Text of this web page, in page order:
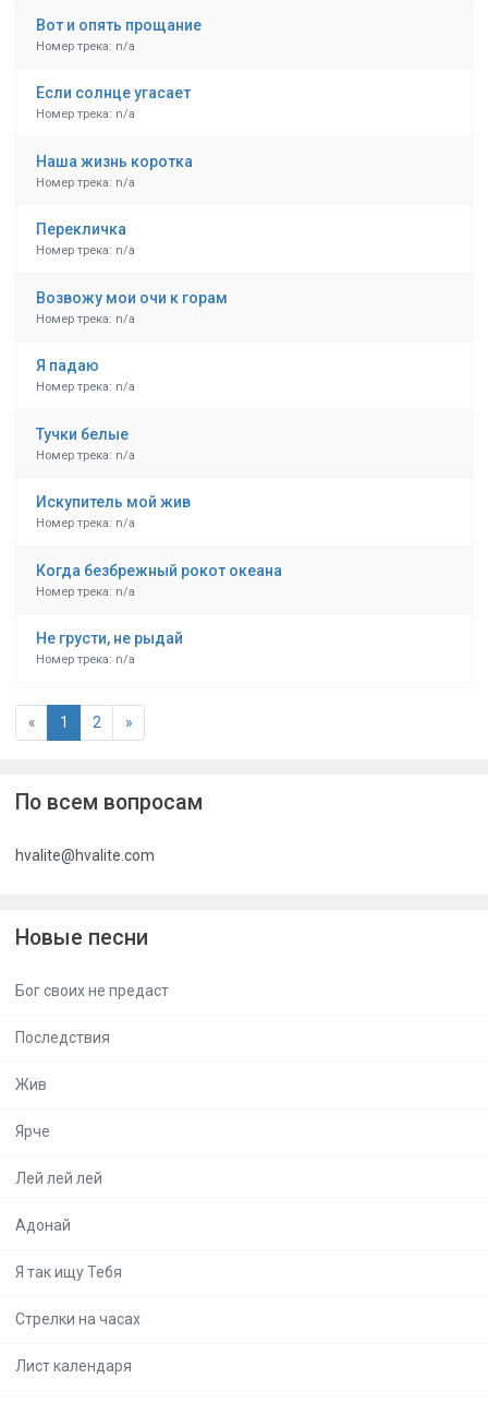
Вот и опять прощание
Номер трека: n/a
Если солнце угасает
Номер трека: n/a
Наша жизнь коротка
Номер трека: n/a
Перекличка
Номер трека: n/a
Возвожу мои очи к горам
Номер трека: n/a
Я падаю
Номер трека: n/a
Тучки белые
Номер трека: n/a
Искупитель мой жив
Номер трека: n/a
Когда безбрежный рокот океана
Номер трека: n/a
Не грусти, не рыдай
Номер трека: n/a
« 1 2 »
По всем вопросам
hvalite@hvalite.com
Новые песни
Бог своих не предаст
Последствия
Жив
Ярче
Лей лей лей
Адонай
Я так ищу Тебя
Стрелки на часах
Лист календаря